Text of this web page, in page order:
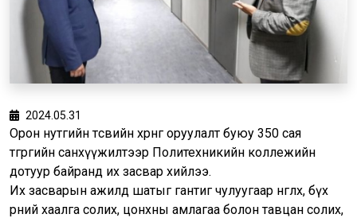
2024.05.31
Орон нутгийн төсвийн хөрөнгө оруулалт буюу 350 сая
төгрөгийн санхүүжилтээр Политехникийн коллежийн
дотуур байранд их засвар хийлээ.
Их засварын ажилд шатыг гантиг чулуугаар өнгөлөх, бүх
өрөөний хаалга солих, цонхны амлагаа болон тавцан солих,